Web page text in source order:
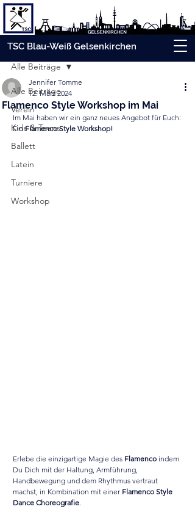
TSC Blau-Weiß Gelsenkirchen
Beitrag
Alle Beiträge
Verein
Kids & Teens
Ballett
Latein
Turniere
Workshop
Alle Beiträge
Flamenco Style Workshop im Mai
Jennifer Tomme
12. März 2024
Im Mai haben wir ein ganz neues Angebot für Euch:
Ein Flamenco Style Workshop!
Erlebe die einzigartige Magie des Flamenco indem
Du Dich mit der Haltung, Armführung,
Handbewegung und dem Rhythmus vertraut
machst, in Kombination mit einer Flamenco Style
Dance Choreografie